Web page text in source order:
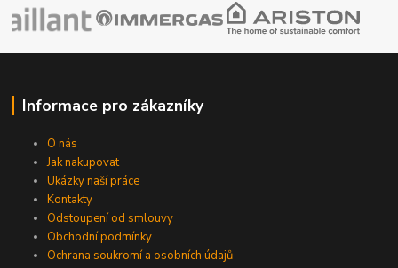
Informace pro zákazníky
O nás
Jak nakupovat
Ukázky naší práce
Kontakty
Odstoupení od smlouvy
Obchodní podmínky
Ochrana soukromí a osobních údajů